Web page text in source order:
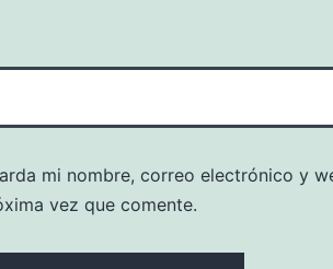
mi nombre, correo electrónico y
vez que comente.